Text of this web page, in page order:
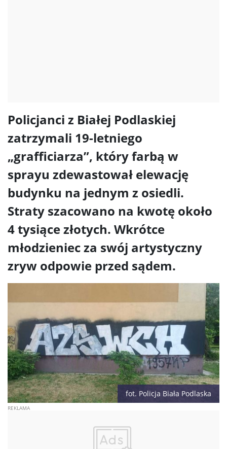
Policjanci z Białej Podlaskiej
zatrzymali 19-letniego
„grafficiarza”, który farbą w
sprayu zdewastował elewację
budynku na jednym z osiedli.
Straty szacowano na kwotę około
4 tysiące złotych. Wkrótce
młodzieniec za swój artystyczny
zryw odpowie przed sądem.
fot. Policja Biała Podlaska